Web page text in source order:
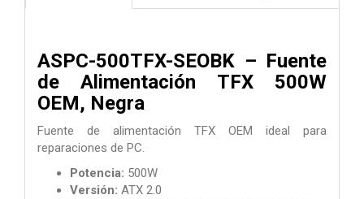
ASPC-500TFX-SEOBK – Fuente
de Alimentación TFX 500W
OEM, Negra
Fuente de alimentación TFX OEM ideal para
reparaciones de PC.
Potencia: 500W
Versión: ATX 2.0